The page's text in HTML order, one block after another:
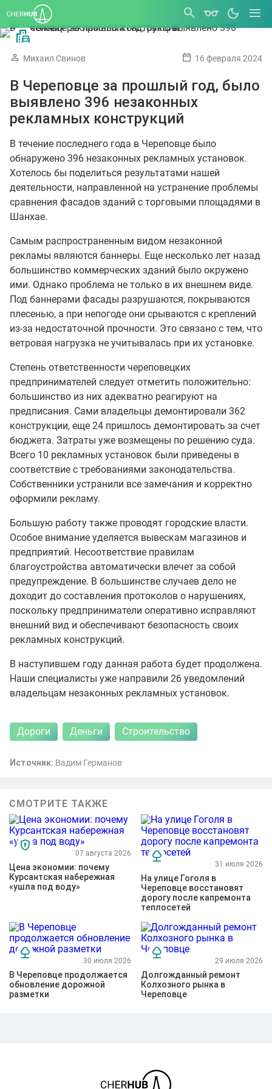
Михаил Свинов 16 февраля 2024
В Череповце за прошлый год, было
выявлено 396 незаконных
рекламных конструкций
В течение последнего года в Череповце было
обнаружено 396 незаконных рекламных установок.
Хотелось бы поделиться результатами нашей
деятельности, направленной на устранение проблемы
сравнения фасадов зданий с торговыми площадями в
Шанхае.
Самым распространенным видом незаконной
рекламы являются баннеры. Еще несколько лет назад
большинство коммерческих зданий было окружено
ими. Однако проблема не только в их внешнем виде.
Под баннерами фасады разрушаются, покрываются
плесенью, а при непогоде они срываются с креплений
из-за недостаточной прочности. Это связано с тем, что
ветровая нагрузка не учитывалась при их установке.
Степень ответственности череповецких
предпринимателей следует отметить положительно:
большинство из них адекватно реагируют на
предписания. Сами владельцы демонтировали 362
конструкции, еще 24 пришлось демонтировать за счет
бюджета. Затраты уже возмещены по решению суда.
Всего 10 рекламных установок были приведены в
соответствие с требованиями законодательства.
Собственники устранили все замечания и корректно
оформили рекламу.
Большую работу также проводят городские власти.
Особое внимание уделяется вывескам магазинов и
предприятий. Несоответствие правилам
благоустройства автоматически влечет за собой
предупреждение. В большинстве случаев дело не
доходит до составления протоколов о нарушениях,
поскольку предприниматели оперативно исправляют
внешний вид и обеспечивают безопасность своих
рекламных конструкций.
В наступившем году данная работа будет продолжена.
Наши специалисты уже направили 26 уведомлений
владельцам незаконных рекламных установок.
Дороги Деньги Строительство
Источник: Вадим Германов
СМОТРИТЕ ТАКЖЕ
07 августа 2026
Цена экономии: почему
Курсантская набережная
«ушла под воду»
31 июля 2026
На улице Гоголя в
Череповце восстановят
дорогу после капремонта
теплосетей
30 июля 2026
В Череповце продолжается
обновление дорожной
разметки
29 июля 2026
Долгожданный ремонт
Колхозного рынка в
Череповце